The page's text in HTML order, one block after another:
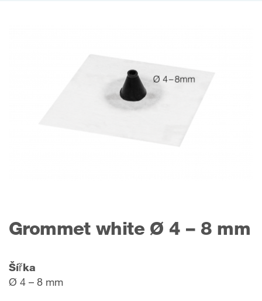
Grommet white Ø 4 – 8 mm
Šířka
Ø 4 – 8 mm